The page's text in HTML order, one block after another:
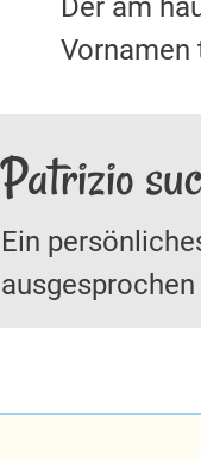
Vornamen
Patrizio
Ein